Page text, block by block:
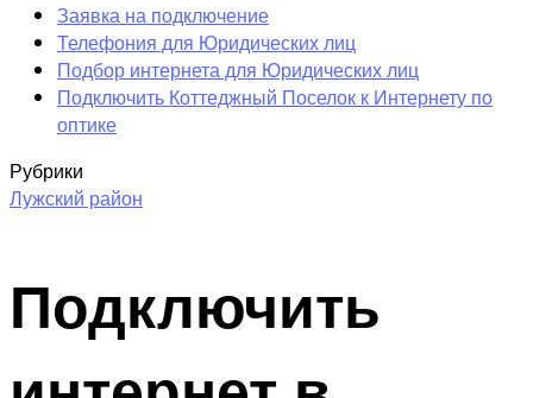
Заявка на подключение
Телефония для Юридических лиц
Подбор интернета для Юридических лиц
Подключить Коттеджный Поселок к Интернету по
оптике
Рубрики
Лужский район
Подключить